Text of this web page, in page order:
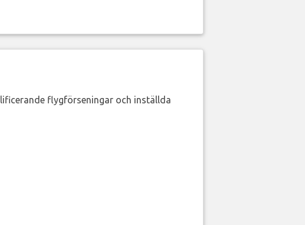
flygförseningar och inställda